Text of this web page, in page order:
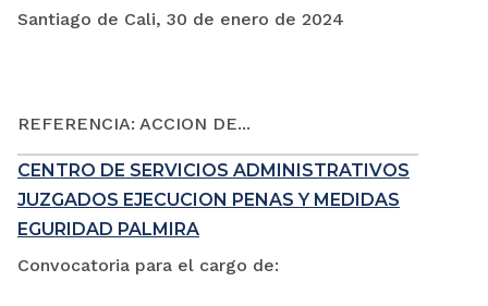
Santiago de Cali, 30 de enero de 2024
REFERENCIA: ACCION DE...
CENTRO DE SERVICIOS ADMINISTRATIVOS
JUZGADOS EJECUCION PENAS Y MEDIDAS
EGURIDAD PALMIRA
Convocatoria para el cargo de: